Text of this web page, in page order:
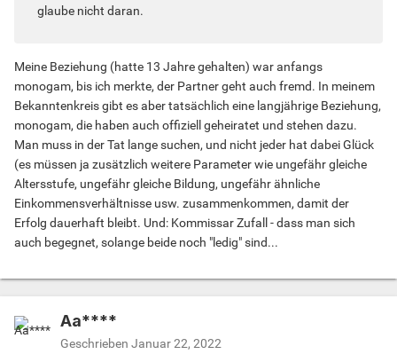
glaube nicht daran.
Meine Beziehung (hatte 13 Jahre gehalten) war anfangs
monogam, bis ich merkte, der Partner geht auch fremd. In meinem
Bekanntenkreis gibt es aber tatsächlich eine langjährige Beziehung,
monogam, die haben auch offiziell geheiratet und stehen dazu.
Man muss in der Tat lange suchen, und nicht jeder hat dabei Glück
(es müssen ja zusätzlich weitere Parameter wie ungefähr gleiche
Altersstufe, ungefähr gleiche Bildung, ungefähr ähnliche
Einkommensverhältnisse usw. zusammenkommen, damit der
Erfolg dauerhaft bleibt. Und: Kommissar Zufall - dass man sich
auch begegnet, solange beide noch "ledig" sind...
Aa****
Geschrieben Januar 22, 2022